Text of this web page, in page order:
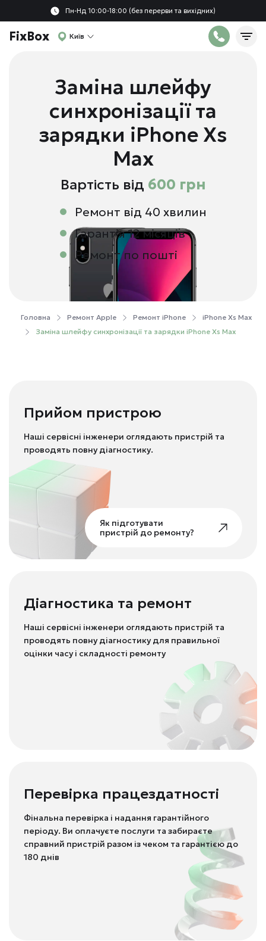
Пн-Нд 10:00-18:00 (без перерви та вихідних)
FixBox Київ
Заміна шлейфу
синхронізації та
зарядки iPhone Xs
Max
Вартість від 600 грн
Ремонт від 40 хвилин
Гарантія 12 місяців
Ремонт по пошті
Головна Ремонт Apple Ремонт iPhone
iPhone Xs Max
Заміна шлейфу синхронізації та зарядки iPhone Xs Max
Прийом пристрою
Наші сервісні інженери оглядають пристрій та
проводять повну діагностику.
Як підготувати
пристрій до ремонту?
Діагностика та ремонт
Наші сервісні інженери оглядають пристрій та
проводять повну діагностику для правильної
оцінки часу і складності ремонту
Перевірка працездатності
Фінальна перевірка і надання гарантійного
періоду. Ви оплачуєте послуги та забираєте
справний пристрій разом із чеком та гарантією до
180 днів